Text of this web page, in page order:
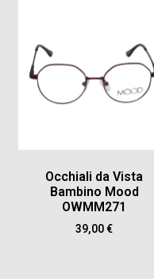
Occhiali da Vista
Bambino Mood
OWMM271
39,00€